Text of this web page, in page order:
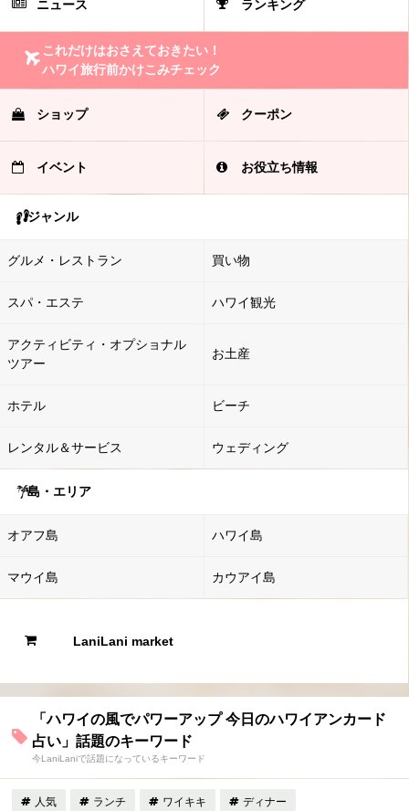
ニュース ランキング
これだけはおさえておきたい！
ハワイ旅行前かけこみチェック
ショップ クーポン
イベント お役立ち情報
ジャンル
グルメ・レストラン 買い物
スパ・エステ ハワイ観光
アクティビティ・オプショナル
ツアー
お土産
ホテル ビーチ
レンタル＆サービス ウェディング
島・エリア
オアフ島 ハワイ島
マウイ島 カウアイ島
LaniLani market
「ハワイの風でパワーアップ 今日のハワイアンカード
占い」話題のキーワード
今LaniLaniで話題になっているキーワード
人気 ランチ ワイキキ ディナー